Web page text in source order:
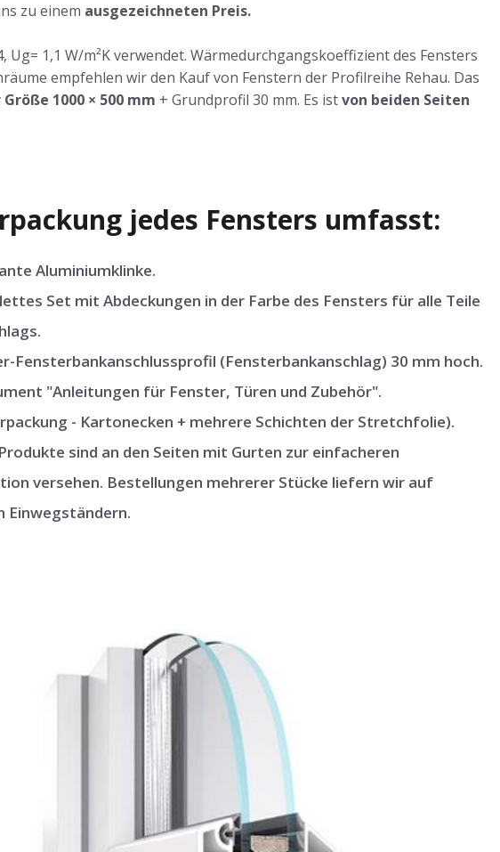
zu einem ausgezeichneten Preis.
Ug= 1,1 W/m²K verwendet. Wärmedurchgangskoeffizient des Fensters
empfehlen wir den Kauf von Fenstern der Profilreihe Rehau. Das
Größe 1000 × 500 mm + Grundprofil 30 mm. Es istvon beiden Seiten
jedes Fensters umfasst:
Aluminiumklinke.
Set mit Abdeckungen in der Farbe des Fensters für alle Teile
Fensterbankanschlussprofil (Fensterbankanschlag) 30 mm hoch.
"Anleitungen für Fenster, Türen und Zubehör".
- Kartonecken + mehrere Schichten der Stretchfolie).
sind an den Seiten mit Gurten zur einfacheren
versehen. Bestellungen mehrerer Stücke liefern wir auf
Einwegständern.